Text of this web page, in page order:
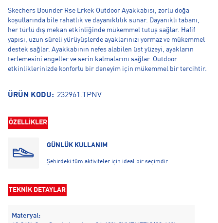
Skechers Bounder Rse Erkek Outdoor Ayakkabısı, zorlu doğa
koşullarında bile rahatlık ve dayanıklılık sunar. Dayanıklı tabanı,
her türlü dış mekan etkinliğinde mükemmel tutuş sağlar. Hafif
yapısı, uzun süreli yürüyüşlerde ayaklarınızı yormaz ve mükemmel
destek sağlar. Ayakkabının nefes alabilen üst yüzeyi, ayakların
terlemesini engeller ve serin kalmalarını sağlar. Outdoor
etkinliklerinizde konforlu bir deneyim için mükemmel bir tercihtir.
ÜRÜN KODU: 232961.TPNV
ÖZELLİKLER
GÜNLÜK KULLANIM
Şehirdeki tüm aktiviteler için ideal bir seçimdir.
TEKNİK DETAYLAR
Materyal: